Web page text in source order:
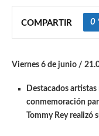
COMPARTIR 0
Viernes 6 de junio /
Destacados
conmemoración
Tommy Rey